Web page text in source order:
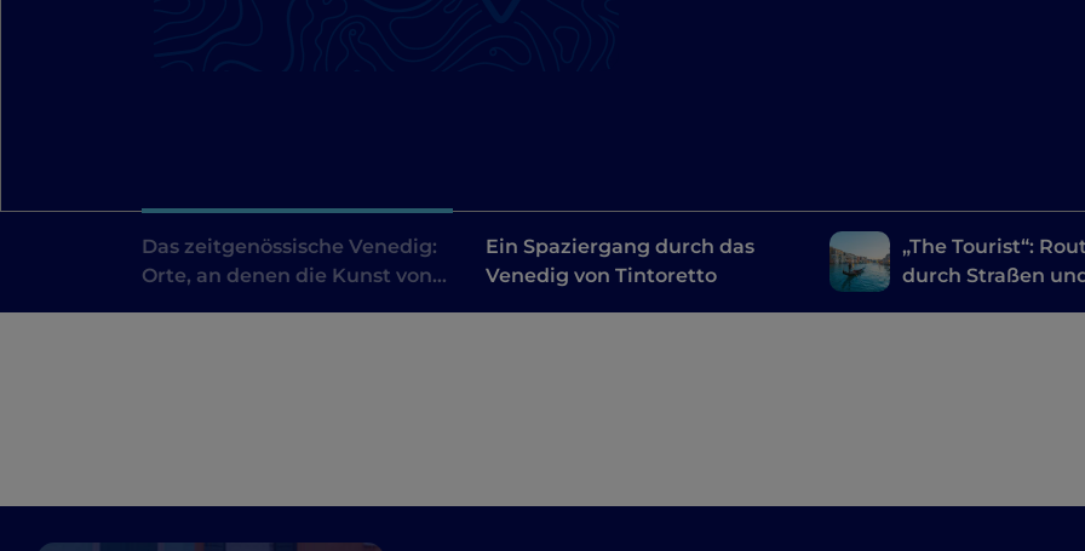
Das zeitgenössische Venedig:
Orte, an denen die Kunst von
Ein Spaziergang durch das
Venedig von Tintoretto
„The Tourist“:
durch Straßen